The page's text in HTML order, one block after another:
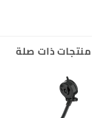
منتجات ذات صلة